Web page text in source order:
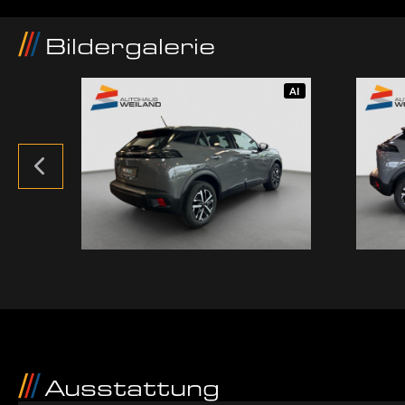
Bildergalerie
AI
Ausstattung